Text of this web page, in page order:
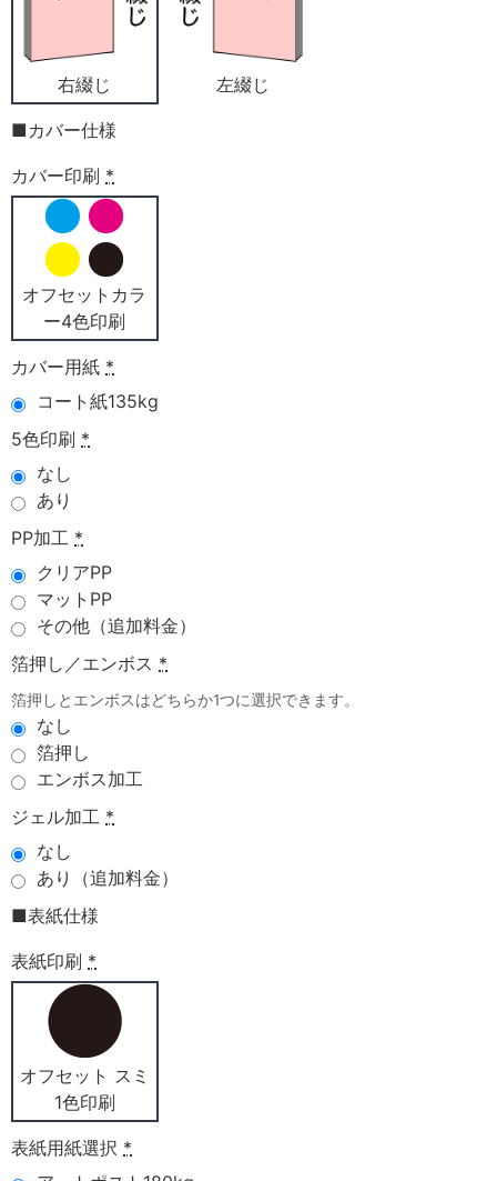
右綴じ 左綴じ
■カバー仕様
カバー印刷 *
オフセットカラ
ー4色印刷
カバー用紙 *
コート紙135kg
5色印刷 *
なし
あり
PP加工 *
クリアPP
マットPP
その他（追加料金）
箔押し／エンボス *
箔押しとエンボスはどちらか1つに選択できます。
なし
箔押し
エンボス加工
ジェル加工 *
なし
あり（追加料金）
■表紙仕様
表紙印刷 *
オフセット スミ
1色印刷
表紙用紙選択 *